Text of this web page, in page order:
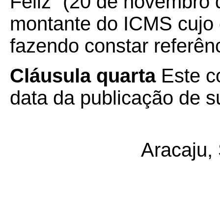
montante do ICMS
fazendo constar
Cláusula quarta Este
data da publicação de
Aracaju,